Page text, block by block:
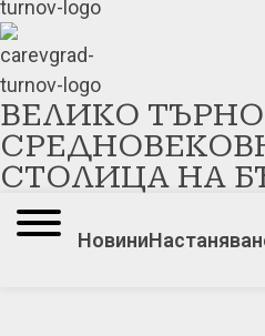
ВЕЛИКО
СТОЛИЦА НА
Новини